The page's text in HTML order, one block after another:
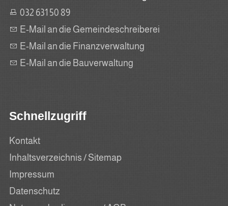
032 631 50 89
E-Mail an die Gemeindeschreiberei
E-Mail an die Finanzverwaltung
E-Mail an die Bauverwaltung
Schnellzugriff
Kontakt
Inhaltsverzeichnis / Sitemap
Impressum
Datenschutz